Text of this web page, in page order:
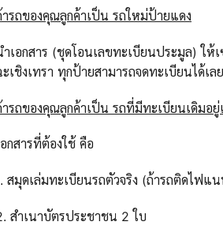
รถของคุณลูกค้าเป็น รถใหม่ป้ายแดง
เอกสาร (ชุดโอนเลขทะเบียนประมูล) ใ
เชิงเทรา ทุกป้ายสามารถจดทะเบียนได้เ
รถของคุณลูกค้าเป็น รถที่มีทะเบียนเดิมอยู่
อกสารที่ต้องใช้ คือ
สมุดเล่มทะเบียนรถตัวจริง (ถ้ารถติดไฟ
สำเนาบัตรประชาชน 2 ใบ